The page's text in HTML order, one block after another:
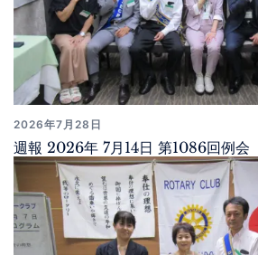
2026年7月28日
週報 2026年 7月14日 第1086回例会